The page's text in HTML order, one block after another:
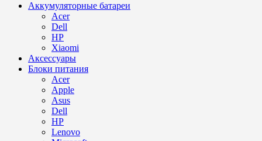
Аккумуляторные батареи
Acer
Dell
HP
Xiaomi
Аксессуары
Блоки питания
Acer
Apple
Asus
Dell
HP
Lenovo